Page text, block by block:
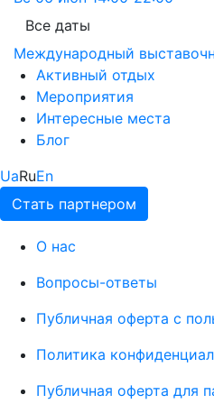
Все даты
Международный
Активный отдых
Мероприятия
Интересные места
Блог
UaRuEn
Стать партнером
О нас
Вопросы-ответы
Публичная оферта с
Политика
Публичная оферта для